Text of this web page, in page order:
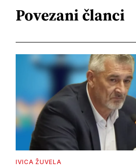
Povezani članci
IVICA ŽUVELA